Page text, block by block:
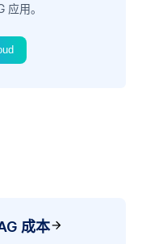
应用。
成本